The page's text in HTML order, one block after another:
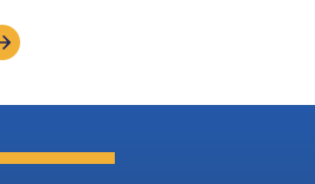
entreprises énergétiques au monde.
(anciennement par l'entremise